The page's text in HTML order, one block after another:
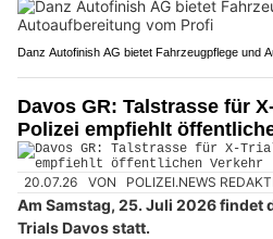
Danz Autofinish AG bietet Fahrzeugpflege und
Davos GR: Talstrasse für
Polizei empfiehlt
20.07.26 VON POLIZEI.NEWS
Am Samstag, 25. Juli 2026 findet
Trials Davos statt.